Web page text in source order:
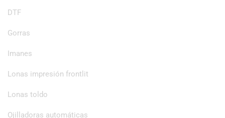
DTF
Gorras
Imanes
Lonas impresión frontlit
Lonas toldo
Ojilladoras automáticas